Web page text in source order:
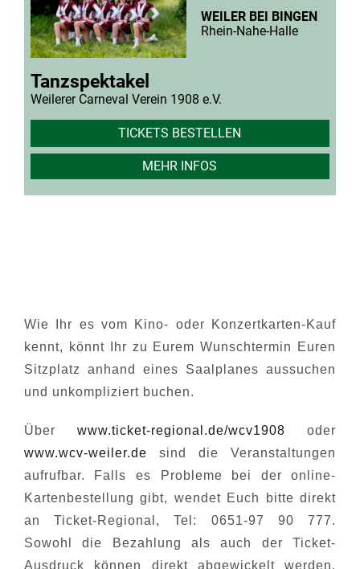
VERANSTALTUNGEN
DIE AKTIVEN
BILDER
Wie Ihr es vom Kino- oder Konzertkarten-Kauf
kennt, könnt Ihr zu Eurem Wunschtermin Euren
Sitzplatz anhand eines Saalplanes aussuchen
und unkompliziert buchen.
Über www.ticket-regional.de/wcv1908 oder
www.wcv-weiler.de sind die Veranstaltungen
aufrufbar. Falls es Probleme bei der online-
Kartenbestellung gibt, wendet Euch bitte direkt
an Ticket-Regional, Tel: 0651-97 90 777.
Sowohl die Bezahlung als auch der Ticket-
Ausdruck können direkt abgewickelt werden,